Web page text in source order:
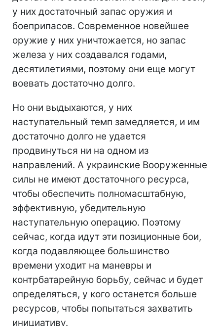
у них достаточный запас оружия и
боеприпасов. Современное новейшее
оружие у них уничтожается, но запас
железа у них создавался годами,
десятилетиями, поэтому они еще могут
воевать достаточно долго.
Но они выдыхаются, у них
наступательный темп замедляется, и им
достаточно долго не удается
продвинуться ни на одном из
направлений. А украинские Вооруженные
силы не имеют достаточного ресурса,
чтобы обеспечить полномасштабную,
эффективную, убедительную
наступательную операцию. Поэтому
сейчас, когда идут эти позиционные бои,
когда подавляющее большинство
времени уходит на маневры и
контрбатарейную борьбу, сейчас и будет
определяться, у кого останется больше
ресурсов, чтобы попытаться захватить
инициативу.